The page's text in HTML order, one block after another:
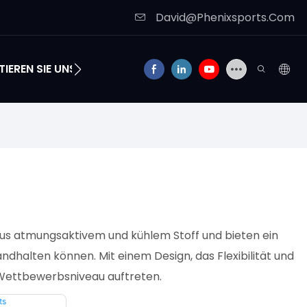
David@Phenixsports.Com
SIE UNS
atmungsaktivem und kühlem Stoff und bieten ein
können. Mit einem Design, das Flexibilität und
auftreten.